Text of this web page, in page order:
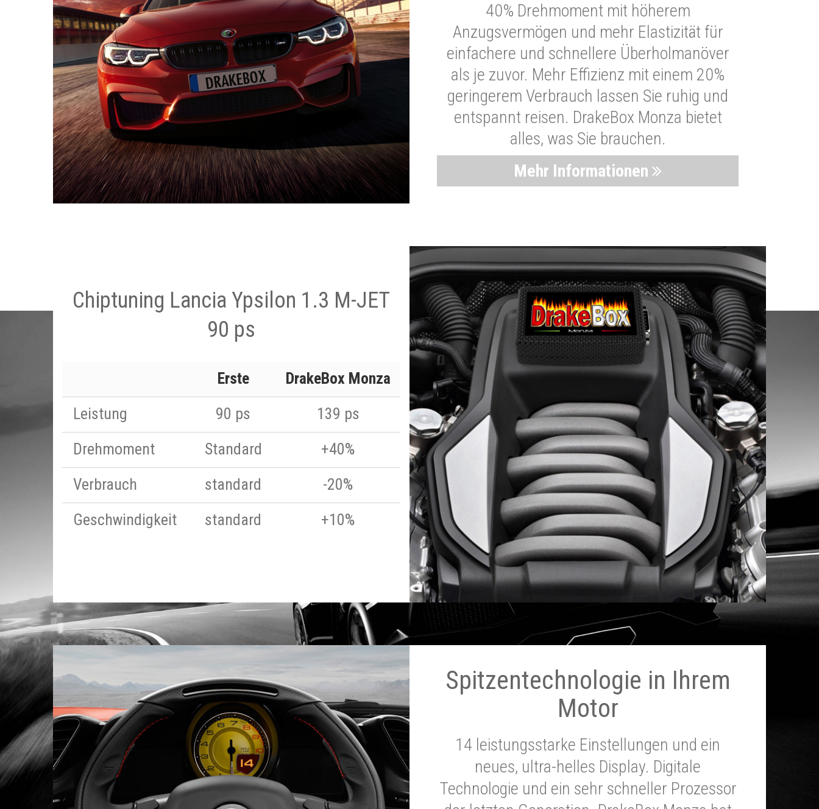
40% Drehmoment mit höherem
Anzugsvermögen und mehr Elastizität für
einfachere und schnellere Überholmanöver
als je zuvor. Mehr Effizienz mit einem 20%
geringerem Verbrauch lassen Sie ruhig und
entspannt reisen. DrakeBox Monza bietet
alles, was Sie brauchen.
Mehr Informationen
Chiptuning Lancia Ypsilon 1.3 M-JET
90 ps
Erste
DrakeBox Monza
Leistung
90 ps
139 ps
Drehmoment
Standard
+40%
Verbrauch
standard
-20%
Geschwindigkeit
standard +10%
Spitzentechnologie in Ihrem
Motor
14 leistungsstarke Einstellungen und ein
neues, ultra-helles Display. Digitale
Technologie und ein sehr schneller Prozessor